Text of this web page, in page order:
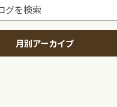
月別アーカイブ